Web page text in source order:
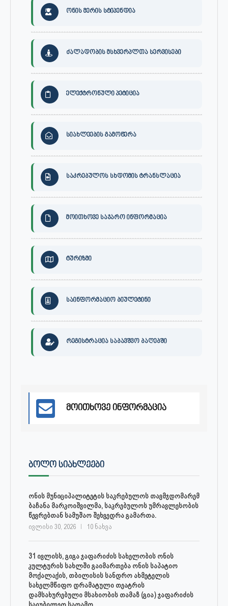
ონის მერის სტიპენდია
ძალადობის მსხვერპლთა სერვისები
ელექტრონული პეტიცია
სიახლეების გამოწერა
საკრებულოს სხდომის ტრანსლაცია
მოითხოვე საჯარო ინფორმაცია
ტურიზმი
საინფორმაციო ბიულეტინი
რეგისტრაცია საბავშვო ბაღებში
მოითხოვე ინფორმაცია
ᲑᲝᲚᲝ ᲡᲘᲐᲮᲚᲔᲔᲑᲘ
ონის მუნიციპალიტეტის საკრებულოს თავმჯდომარემ
ბაჩანა მარკოიშვილმა, საკრებულოს უმრავლესობის
წევრებთან სამუშაო შეხვედრა გამართა.
ივლისი 30, 2026 10 ნახვა
31 ივლისს, გიგა ჯაფარიძის სახელობის ონის
კულტურის სახლში გაიმართება ონის საპატიო
მოქალაქის, თბილისის სანდრო ახმეტელის
სახელმწიფო დრამატული თეატრის
დამსახურებული მსახიობის თამაზ (გია) ჯაფარიძის
საიუბილეო საღამო